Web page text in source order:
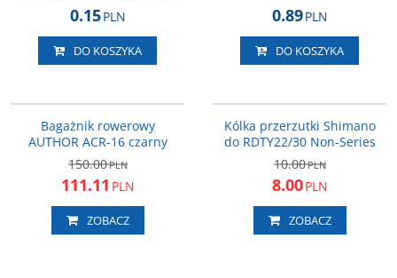
0.15PLN
DO KOSZYKA
0.89PLN
DO KOSZYKA
Bagażnik rowerowy
AUTHOR ACR-16 czarny
150.00PLN
111.11 PLN
ZOBACZ
Kólka przerzutki Shimano
do RDTY22/30 Non-Series
10.00PLN
8.00PLN
ZOBACZ